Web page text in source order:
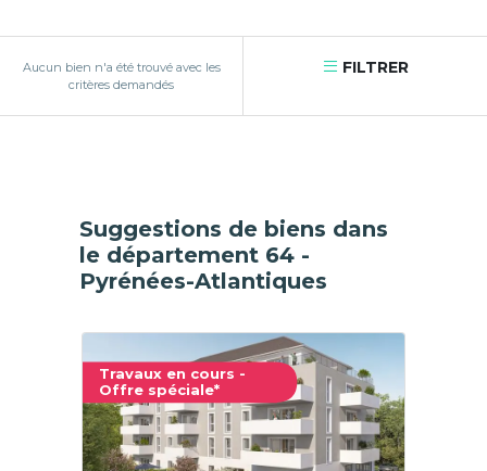
Aucun bien n'a été trouvé avec les
critères demandés
FILTRER
Suggestions de biens dans
le département 64 -
Pyrénées-Atlantiques
Travaux en cours -
Offre spéciale*